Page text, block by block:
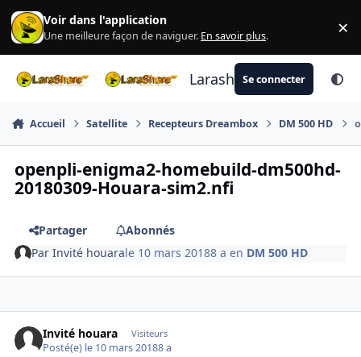
Aller au contenu
Voir dans l'application
Une meilleure façon de naviguer. En savoir plus. ×
LarashareSe connecter
Accueil Satellite Recepteurs Dreambox DM 500 HD
openpli-enigma2-homebuild-dm500hd-
20180309-Houara-sim2.nfi
Partager
Abonnés
ParInvité houarale 10 mars 20188 a en DM 500 HD
Invité houara Visiteurs
Posté(e) le 10 mars 20188 a